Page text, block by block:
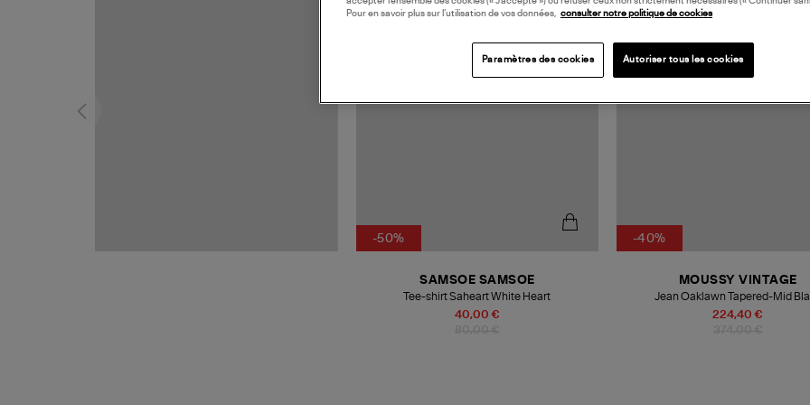
-50%
40,00 €
SAMSOE SAMSOE
Tee-shirt Saheart White Heart
-40%
224,40 €
MOUSSY VINTAGE
Jean Oaklawn Tapered-Mid
Pour en savoir plus sur l’utilisation de vos données, consulter notre politique de cookies
Paramètres des cookies Autoriser tous les cookies